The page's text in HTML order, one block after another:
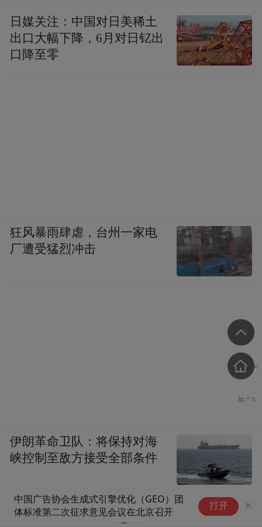
中国广告协会生成式引擎优化（GEO）团
体标准第二次征求意见会议在北京召开
2026国际
打开
日媒关注：中国对日美稀土
出口大幅下降，6月对日钇出
口降至零
狂风暴雨肆虐，台州一家电
厂遭受猛烈冲击
伊朗革命卫队：将保持对海
峡控制至敌方接受全部条件